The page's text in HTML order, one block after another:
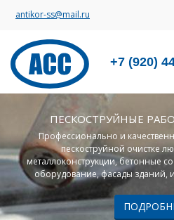
antikor-ss@mail.ru
+7 (920)
ПЕСКОСТРУЙНЫЕ
Профессионально и
пескоструйной очистке
металлоконструкции, бетонные
оборудование, фасады зданий,